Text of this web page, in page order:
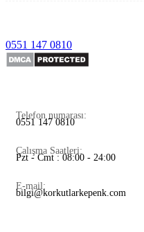
0551 147 0810
Telefon numarası:
0551 147 0810
Çalışma Saatleri:
Pzt - Cmt : 08:00 - 24:00
E-mail:
bilgi@korkutlarkepenk.com